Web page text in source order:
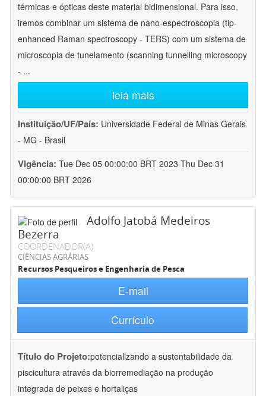
térmicas e ópticas deste material bidimensional. Para isso,
iremos combinar um sistema de nano-espectroscopia (tip-
enhanced Raman spectroscopy - TERS) com um sistema de
microscopia de tunelamento (scanning tunnelling microscopy
- ...
leia mais
Instituição/UF/País: Universidade Federal de Minas Gerais
- MG - Brasil
Vigência: Tue Dec 05 00:00:00 BRT 2023-Thu Dec 31
00:00:00 BRT 2026
Adolfo Jatobá Medeiros
Bezerra
COORDENADOR(A)
CIÊNCIAS AGRÁRIAS
Recursos Pesqueiros e Engenharia de Pesca
E-mail
Currículo
Título do Projeto:potencializando a sustentabilidade da
piscicultura através da biorremediação na produção
integrada de peixes e hortaliças